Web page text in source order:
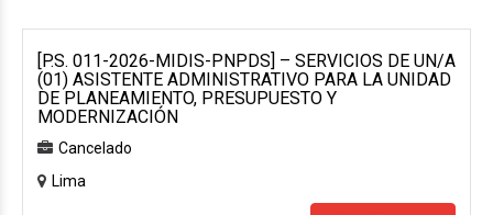
[P.S. 011-2026-MIDIS-PNPDS] – SERVICIOS DE UN/A
(01) ASISTENTE ADMINISTRATIVO PARA LA UNIDAD
DE PLANEAMIENTO, PRESUPUESTO Y
MODERNIZACIÓN
Cancelado
Lima